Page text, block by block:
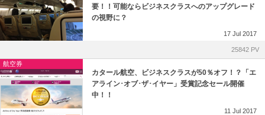
要！！可能ならビジネスクラスへのアップグレード
の視野に？
17 Jul 2017
25842 PV
航空券
カタール航空、ビジネスクラスが50％オフ！？「エ
アライン･オブ･ザ･イヤー」受賞記念セール開催
中！！
11 Jul 2017